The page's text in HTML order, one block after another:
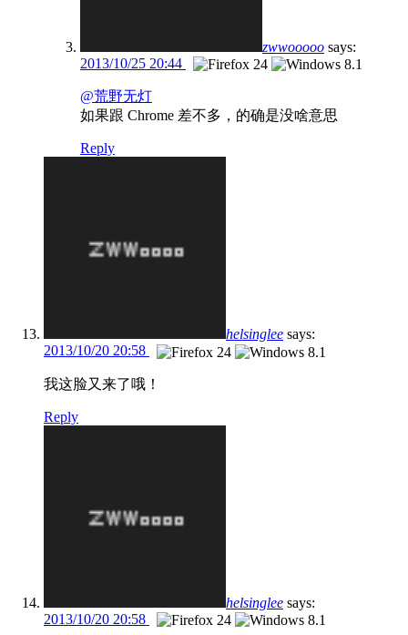
zwwooooo says:
2013/10/25 20:44
@荒野无灯
如果跟 Chrome 差不多，的确是没啥意思
Reply
helsinglee says:
2013/10/20 20:58
我这脸又来了哦！
Reply
helsinglee says:
2013/10/20 20:58